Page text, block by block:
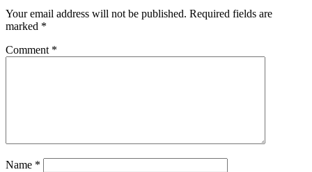
Your email address will not be published. Required fields are
marked *
Comment *
Name *